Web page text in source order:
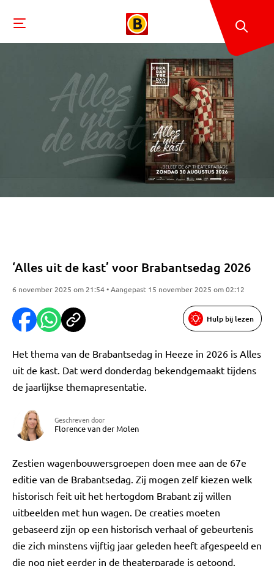
‘Alles uit de kast’ voor Brabantsedag 2026
6 november 2025 om 21:54 • Aangepast 15 november 2025 om 02:12
Hulp bij lezen
Het thema van de Brabantsedag in Heeze in 2026 is Alles
uit de kast. Dat werd donderdag bekendgemaakt tijdens
de jaarlijkse themapresentatie.
Geschreven door
Florence van der Molen
Zestien wagenbouwersgroepen doen mee aan de 67e
editie van de Brabantsedag. Zij mogen zelf kiezen welk
historisch feit uit het hertogdom Brabant zij willen
uitbeelden met hun wagen. De creaties moeten
gebaseerd zijn op een historisch verhaal of gebeurtenis
die zich minstens vijftig jaar geleden heeft afgespeeld en
die nog niet eerder in de theaterparade is getoond.